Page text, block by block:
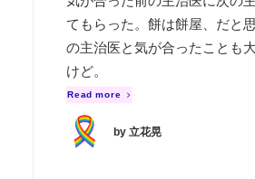
てもらった。餅は餅屋、だと
の主治医と気が合ったことも
けど。
Read more
by 立花晃